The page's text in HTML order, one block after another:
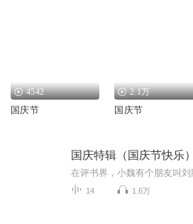
4542
国庆节
2.1万
国庆节
国庆特辑（国庆节快乐）
14 1.6万